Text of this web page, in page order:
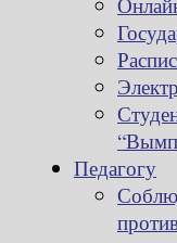
Педагогу